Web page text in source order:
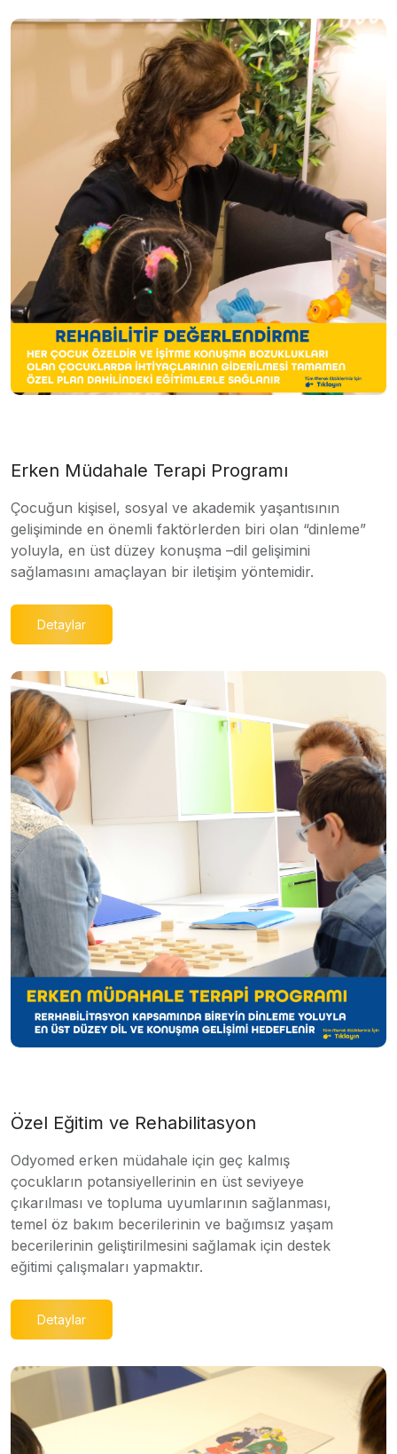
Erken Müdahale Terapi Programı
Çocuğun kişisel, sosyal ve akademik yaşantısının
gelişiminde en önemli faktörlerden biri olan “dinleme”
yoluyla, en üst düzey konuşma –dil gelişimini
sağlamasını amaçlayan bir iletişim yöntemidir.
Detaylar
Özel Eğitim ve Rehabilitasyon
Odyomed erken müdahale için geç kalmış
çocukların potansiyellerinin en üst seviyeye
çıkarılması ve topluma uyumlarının sağlanması,
temel öz bakım becerilerinin ve bağımsız yaşam
becerilerinin geliştirilmesini sağlamak için destek
eğitimi çalışmaları yapmaktır.
Detaylar